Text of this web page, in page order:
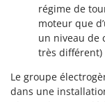
régime de
moteur que
un niveau de
très différent)
Le groupe
dans une